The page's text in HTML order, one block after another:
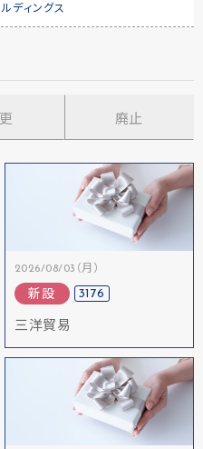
ディングス
廃止
2026/08/03（月）
新設 3176
三洋貿易